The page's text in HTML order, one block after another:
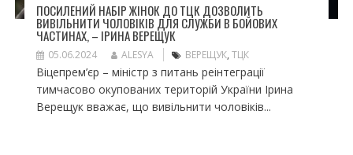
ПОСИЛЕНИЙ НАБІР ЖІНОК ДО ТЦК ДОЗВОЛИТЬ
ВИВІЛЬНИТИ ЧОЛОВІКІВ ДЛЯ СЛУЖБИ В БОЙОВИХ
ЧАСТИНАХ, – ІРИНА ВЕРЕЩУК
05.06.2024 ALESYA ВЕРЕЩУК, ТЦК
Віцепрем’єр – міністр з питань реінтеграції
тимчасово окупованих територій України Ірина
Верещук вважає, що вивільнити чоловіків...